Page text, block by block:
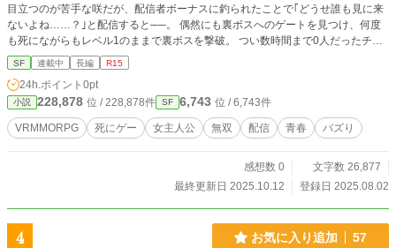
目立つのが苦手な咲だが、配信者ボーナスに釣られたことで｢どうせ誰も見に来
ないよね……？｣と配信すると──。 偶然にも裏ボスへのゲートを見つけ、何度
も死にながらもレベル1のままで裏ボスを撃破。 つい数時間まで0人だったチャ
ンネルが、登録者50万人を超える大バズりしてしまった！ ｢ががががががが
が…………こんなに多くの人達にずっと、み、みみみ、見られてたの……？（チ
ーン）｣ 初配信で大バズりをした咲は、様々なクランやプロゲーマーチームから
スカウトされたりと、多くのプレイヤーから注目の的になるが──。 はてさて、
期待の陰キャ死にゲーマー咲は、ゲームと青春、そして幼馴染・涼真との恋を攻
略することが出来るのだろうか？ 「あっ、そうだ。咲、俺のチーム入らな
SF 連載中 長編 R15
24h.ポイント 0pt
小説 228,878 位 / 228,878件 SF 6,743 位 / 6,743件
VRMMORPG 死にゲー 女主人公 無双 配信 青春 バズり
感想数 0
文字数 26,877
最終更新日 2025.10.12
登録日 2025.08.02
4 お気に入り追加 57